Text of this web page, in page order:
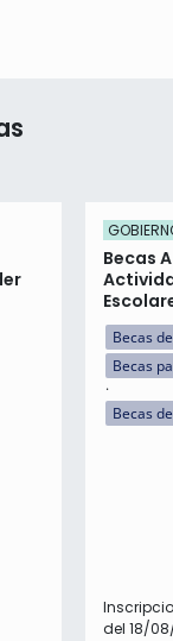
Becas
Becas
Becas
Becas
del 18/